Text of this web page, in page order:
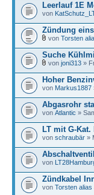
Leerlauf 1E
von
Zündung
von Torsten
Suche
von joni313 »
Hoher
von Markus1887
Abgasrohr
von Atlantic »
LT mit G-
von schraubär »
von
Zündkabel
von Torsten alias